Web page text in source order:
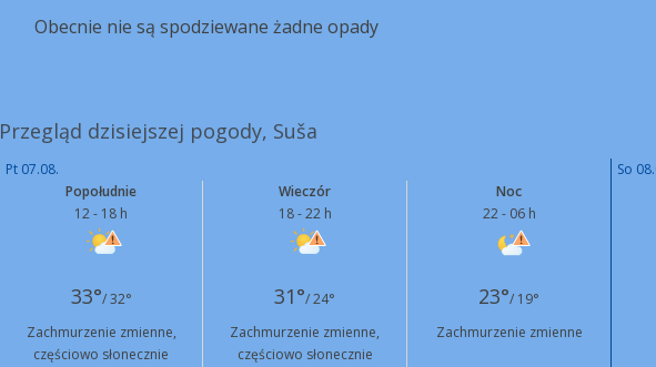
Obecnie nie są spodziewane żadne opady
Przegląd dzisiejszej pogody, Suša
Pt 07.08.
So
Popołudnie
12 - 18 h
Wieczór
18 - 22 h
Noc
22 - 06 h
33°/ 32° 31°/ 24° 23°/ 19°
Zachmurzenie zmienne,
częściowo słonecznie
Zachmurzenie zmienne,
częściowo słonecznie
Zachmurzenie zmienne